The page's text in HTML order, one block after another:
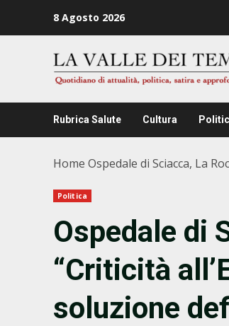
8 Agosto 2026
Rubrica Salute Cultura
Home Ospedale di Sciacca, La
Politica
Ospedale di
“Criticità
soluzione